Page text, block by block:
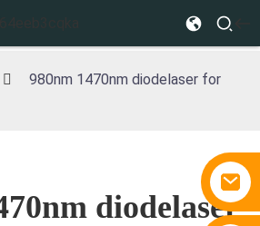
980nm 1470nm diodelaser for
diodelaser